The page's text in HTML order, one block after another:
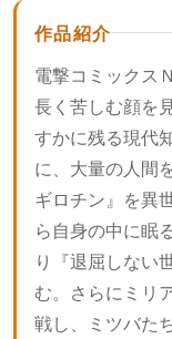
作品紹介
電撃コミックス
長く苦しむ顔を
すかに残る現代
に、大量の人間
ギロチン』を異
ら自身の中に眠
り『退屈しない
む。さらにミリ
戦し、ミツバた